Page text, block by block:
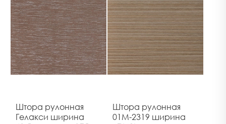
Штора рулонная
Гелакси ширина
Штора рулонная
01М-2319 ширина